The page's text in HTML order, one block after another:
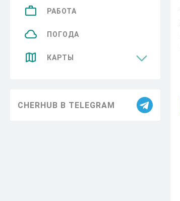
РАБОТА
ПОГОДА
КАРТЫ
CHERHUB В TELEGRAM